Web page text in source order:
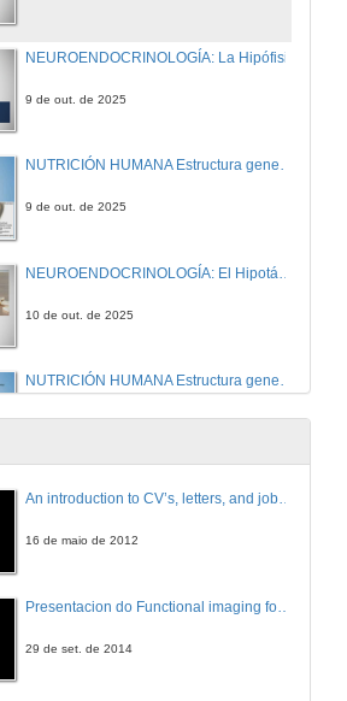
NEUROENDOCRINOLOGÍA: La Hipófisis
9 de out. de 2025
NUTRICIÓN HUMANA Estructura general del sistema digestivo (II)
9 de out. de 2025
10 de out. de 2025
NUTRICIÓN HUMANA Estructura general del sistema digestivo (III)
10 de out. de 2025
An introduction to CV’s, letters, and job searching
16 de maio de 2012
29 de set. de 2014